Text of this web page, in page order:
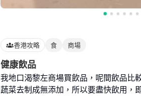
香港攻略 食 商場
健康飲品
我地口渴黎左商場買飲品，呢間飲品比
蔬菜去制成無添加，所以要盡快飲用，